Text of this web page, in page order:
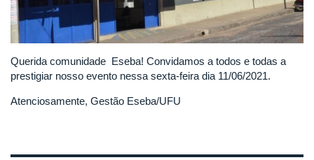
Querida comunidade Eseba! Convidamos a todos e todas a
prestigiar nosso evento nessa sexta-feira dia 11/06/2021.
Atenciosamente, Gestão Eseba/UFU